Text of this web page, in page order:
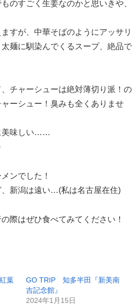
のすごく生姜なのかと思いきや、
すが、中華そばのようにアッサリ
麺に馴染んでくるスープ、絶品で
チャーシューは絶対薄切り派！の
ーシュー！臭みも全くありませ
美味しい……
ンでした！
、新潟は遠い…(私は名古屋在住)
際はぜひ食べてみてください！
葉
GO TRIP 知多半田『新美南
吉記念館』
2024年1月15日